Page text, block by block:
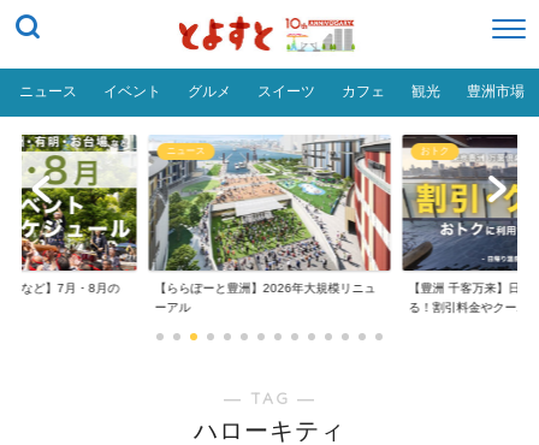
ニュース イベント グルメ スイーツ カフェ 観光 豊洲市場
場など】7月・8月の
ニュース
【ららぽーと豊洲】2026年大規模リニュ
ーアル
おトク
【豊洲 千客万来】日帰
る！割引料金やクーポ...
― TAG ―
ハローキティ